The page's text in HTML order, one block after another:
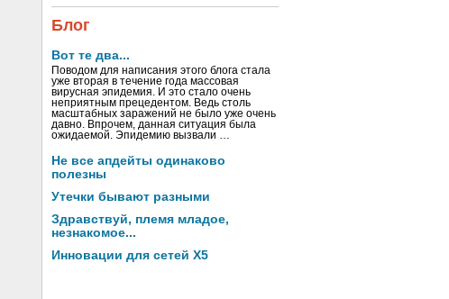
Блог
Вот те два...
Поводом для написания этого блога стала
уже вторая в течение года массовая
вирусная эпидемия. И это стало очень
неприятным прецедентом. Ведь столь
масштабных заражений не было уже очень
давно. Впрочем, данная ситуация была
ожидаемой. Эпидемию вызвали …
Не все апдейты одинаково
полезны
Утечки бывают разными
Здравствуй, племя младое,
незнакомое...
Инновации для сетей X5